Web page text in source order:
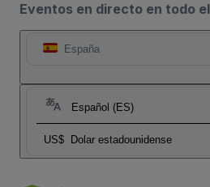
Eventos en directo en todo
España
Español (ES)
US$ Dolar estadounidense